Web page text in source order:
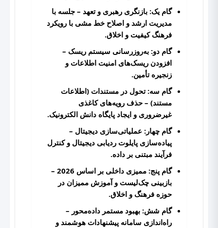
گام یک: بازنگری رهبری و تعهد – جلسه با
مدیریت ارشد و اصلاح خط مشی با رویکرد
فرهنگ کیفیت و اخلاق.
گام دو: به‌روزرسانی سیستم ریسک –
افزودن ریسک‌های امنیت اطلاعات و
زنجیره تأمین.
گام سه: تحول در مستندات (اطلاعات
مستند) – حذف رویه‌های کاغذی
غیرضروری و ایجاد پایگاه دانش الکترونیک.
گام چهار: عملیاتی‌سازی دیجیتال –
پیاده‌سازی پایلوت ردیابی دیجیتال و کنترل
فرآیند مبتنی بر داده.
گام پنج: ممیزی داخلی بر اساس 2026
–
بازبینی چک‌لیست و آموزش ممیزان در
حوزه فرهنگ و اخلاق.
گام شش: بهبود مستمر داده‌محور –
راه‌اندازی سامانه پیشنهادات هوشمند و